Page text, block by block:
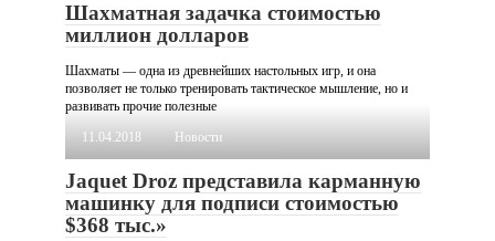
Шахматная задачка стоимостью
миллион долларов
Шахматы — одна из древнейших настольных игр, и она
позволяет не только тренировать тактическое мышление, но и
развивать прочие полезные
11.04.2018
Новости
Jaquet Droz представила карманную
машинку для подписи стоимостью
$368 тыс.»